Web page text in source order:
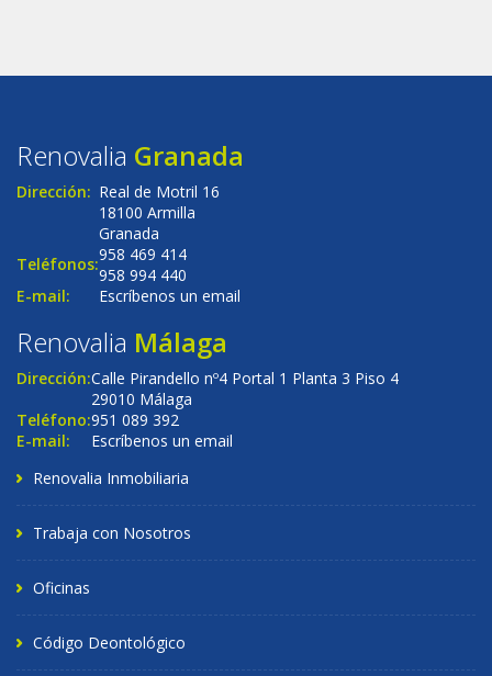
Renovalia Granada
Dirección: Real de Motril 16
18100 Armilla
Granada
Teléfonos:958 469 414
958 994 440
E-mail:
Escríbenos un email
Renovalia Málaga
Dirección:Calle Pirandello nº4 Portal 1 Planta 3 Piso 4
29010 Málaga
Teléfono:951 089 392
E-mail:
Escríbenos un email
Renovalia Inmobiliaria
Trabaja con Nosotros
Oficinas
Código Deontológico